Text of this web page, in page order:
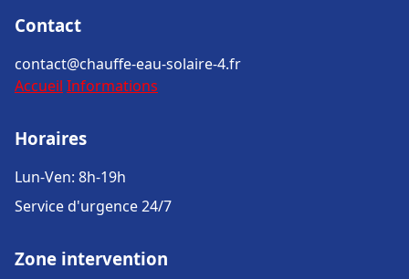
Contact
contact@chauffe-eau-solaire-4.fr
Accueil Informations
Horaires
Lun-Ven: 8h-19h
Service d'urgence 24/7
Zone intervention